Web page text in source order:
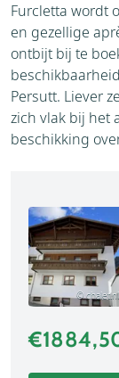
Furcletta wordt
en gezellige
ontbijt bij te
Persutt. Liever
zich vlak bij het
beschikking
© chalet.nl